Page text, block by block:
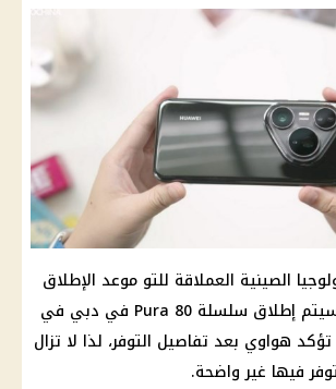
الصينية العملاقة للتو موعد الإطلاق
الدولي الرسمي: سيتم إطلاق سلسلة Pura 80 في دبي في
2025 لم تؤكد هواوي بعد تفاصيل التوفر، لذا لا تزال
فيها غير واضحة.